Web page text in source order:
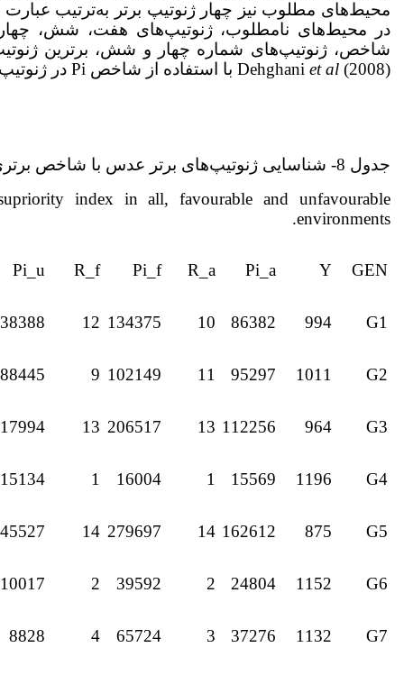
در محیط‌های نامطلوب، ژنوتیپ‌های هفت، شش، چهار
شاخص، ژنوتیپ‌های شماره چهار و شش، برترین
Dehghani et al (2008) با استفاده از شاخص Pi در ژنوتیپ‌های عدس، پایدارترین ژنوتیپ‌ها را شناسایی کردند.
جدول 8- شناسایی ژنوتیپ‌های برتر عدس با شاخص برتری در کل محیط‌‌ها، محیط‌های مطلوب و نامطلوب
index in all, favourable and unfavourable
environments.
GEN
Y
Pi_a
R_a
Pi_f
R_f
Pi_u
G1
994
86382
10
134375
12
38388
G2
1011
95297
11
102149
9
88445
G3
964
112256
13
206517
13
17994
G4
1196
15569
1
16004
1
15134
G5
875
162612
14
279697
14
45527
G6
1152
24804
2
39592
2
10017
G7
1132
37276
3
65724
4
8828